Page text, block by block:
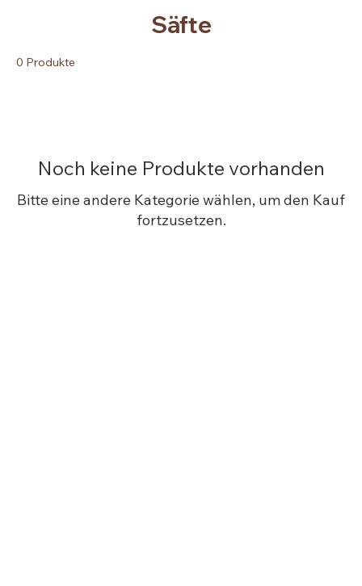
Säfte
0 Produkte
Noch keine Produkte vorhanden
Bitte eine andere Kategorie wählen, um den Kauf
fortzusetzen.